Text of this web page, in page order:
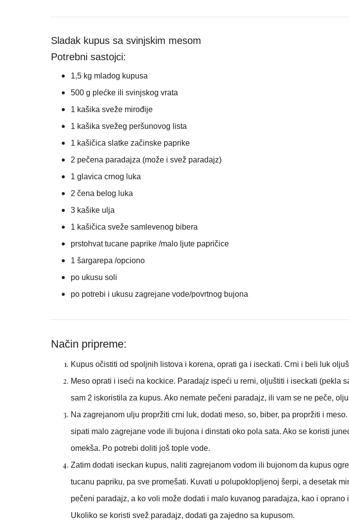
Sladak kupus sa svinjskim mesom
Potrebni sastojci:
1,5 kg mladog kupusa
500 g plećke ili svinjskog vrata
1 kašika sveže mirođije
1 kašika svežeg peršunovog lista
1 kašičica slatke začinske paprike
2 pečena paradajza (može i svež paradajz)
1 glavica crnog luka
2 čena belog luka
3 kašike ulja
1 kašičica sveže samlevenog bibera
prstohvat tucane paprike /malo ljute papričice
1 šargarepa /opciono
po ukusu soli
po potrebi i ukusu zagrejane vode/povrtnog bujona
Način pripreme:
Kupus očistiti od spoljnih listova i korena, oprati ga i iseckati. Crni i beli luk
Meso oprati i iseći na kockice. Paradajz ispeći u rerni, oljuštiti i iseckati (pekla
sam 2 iskoristila za kupus. Ako nemate pečeni paradajz, ili vam se ne peče,
Na zagrejanom ulju propržiti crni luk, dodati meso, so, biber, pa propržiti i
sipati malo zagrejane vode ili bujona i dinstati oko pola sata. Ako se koristi
omekša. Po potrebi doliti još tople vode.
Zatim dodati iseckan kupus, naliti zagrejanom vodom ili bujonom da kupus
tucanu papriku, pa sve promešati. Kuvati u polupoklopljenoj šerpi, a desetak
pečeni paradajz, a ko voli može dodati i malo kuvanog paradajza, kao i
Ukoliko se koristi svež paradajz, dodati ga zajedno sa kupusom.